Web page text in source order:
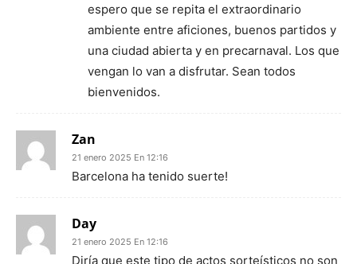
espero que se repita el extraordinario
ambiente entre aficiones, buenos partidos y
una ciudad abierta y en precarnaval. Los que
vengan lo van a disfrutar. Sean todos
bienvenidos.
Zan
21 enero 2025 En 12:16
Barcelona ha tenido suerte!
Day
21 enero 2025 En 12:16
Diría que este tipo de actos sorteísticos no son